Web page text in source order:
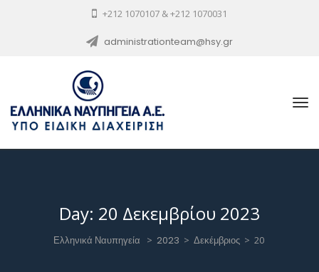
+212 1070107 & +212 1070031
administrationteam@hsy.gr
Day: 20 Δεκεμβρίου 2023
Ελληνικά Ναυπηγεία > 2023 > Δεκέμβριος > 20